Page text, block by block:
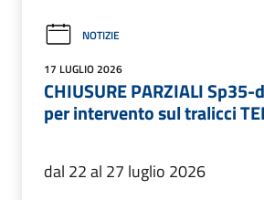
NOTIZIE
17 LUGLIO 2026
CHIUSURE PARZIALI Sp35-
per intervento sul tralicci
dal 22 al 27 luglio 2026